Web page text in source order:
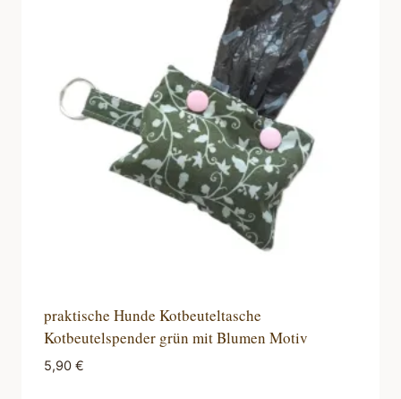
praktische Hunde Kotbeuteltasche
Kotbeutelspender grün mit Blumen Motiv
5,90 €